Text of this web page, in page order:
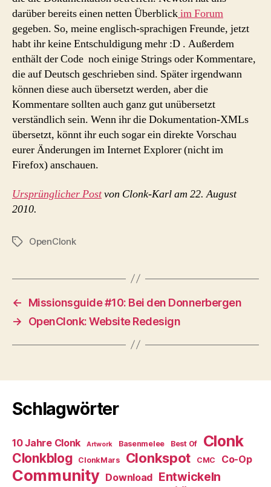
darüber bereits einen netten Überblickim Forum
gegeben. So, meine englisch-sprachigen Freunde, jetzt
habt ihr keine Entschuldigung mehr :D . Außerdem
enthält der Code noch einige Strings oder Kommentare,
die auf Deutsch geschrieben sind. Später irgendwann
können diese auch übersetzt werden, aber die
Kommentare sollten auch ganz gut unübersetzt
verständlich sein. Wenn ihr die Dokumentation-XMLs
übersetzt, könnt ihr euch sogar ein direkte Vorschau
eurer Änderungen im Internet Explorer (nicht im
Firefox) anschauen.
Ursprünglicher Postvon Clonk-Karl am 22. August
2010.
Schlagwörter
OpenClonk
←
Missionsguide #10: Bei den Donnerbergen
→
OpenClonk: Website Redesign
Schlagwörter
10 Jahre Clonk Artwork Basenmelee Best Of Clonk
Clonkblog ClonkMars Clonkspot CMC Co-Op
Community Download Entwickeln